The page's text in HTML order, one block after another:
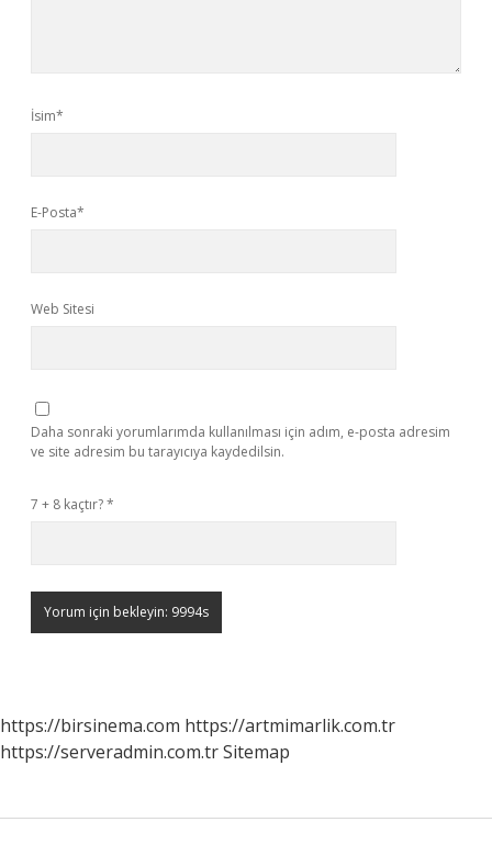
İsim*
E-Posta*
Web Sitesi
Daha sonraki yorumlarımda kullanılması için adım, e-posta adresim
ve site adresim bu tarayıcıya kaydedilsin.
7 + 8 kaçtır?*
https://birsinema.com https://artmimarlik.com.tr
https://serveradmin.com.trSitemap